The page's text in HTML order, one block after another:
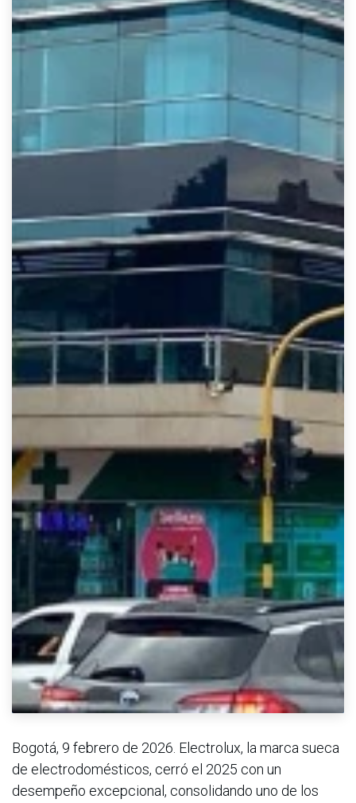
Bogotá, 9 febrero de 2026. Electrolux, la marca sueca
de electrodomésticos, cerró el 2025 con un
desempeño excepcional, consolidando uno de los